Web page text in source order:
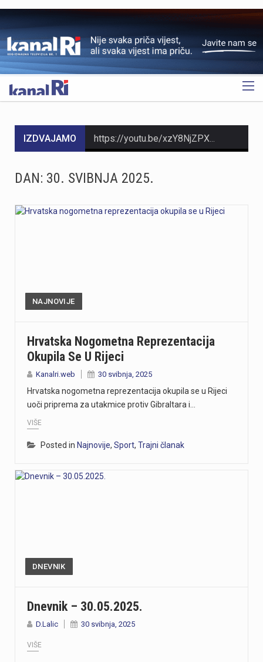
OGLAS
IZDVAJAMO
DAN: 30. SVIBNJA 2025.
NAJNOVIJE
Hrvatska Nogometna Reprezentacija
Okupila Se U Rijeci
Kanalri.web 30 svibnja, 2025
Hrvatska nogometna reprezentacija okupila se u Rijeci
uoči priprema za utakmice protiv Gibraltara i…
VIŠE
Posted in Najnovije, Sport, Trajni članak
DNEVNIK
Dnevnik – 30.05.2025.
D.Lalic 30 svibnja, 2025
VIŠE